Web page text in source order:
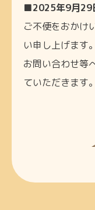
■2025年9月29
ご不便をおかけ
い申し上げます。
お問い合わせ等
ていただきます。